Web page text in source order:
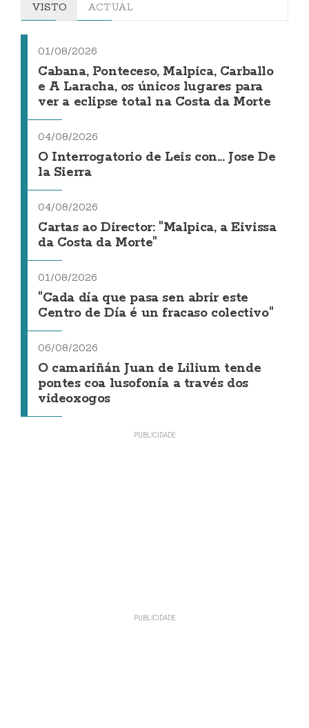
VISTO ACTUAL
01/08/2026
Cabana, Ponteceso, Malpica, Carballo
e A Laracha, os únicos lugares para
ver a eclipse total na Costa da Morte
04/08/2026
O Interrogatorio de Leis con... Jose De
la Sierra
04/08/2026
Cartas ao Director: "Malpica, a Eivissa
da Costa da Morte"
01/08/2026
"Cada día que pasa sen abrir este
Centro de Día é un fracaso colectivo"
06/08/2026
O camariñán Juan de Lilium tende
pontes coa lusofonía a través dos
videoxogos